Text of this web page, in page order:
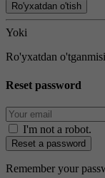
Ro'yxatdan o'tish
Yoki
Ro'yxatdan
Reset password
I'm not a robot.
Reset a password
Remember your